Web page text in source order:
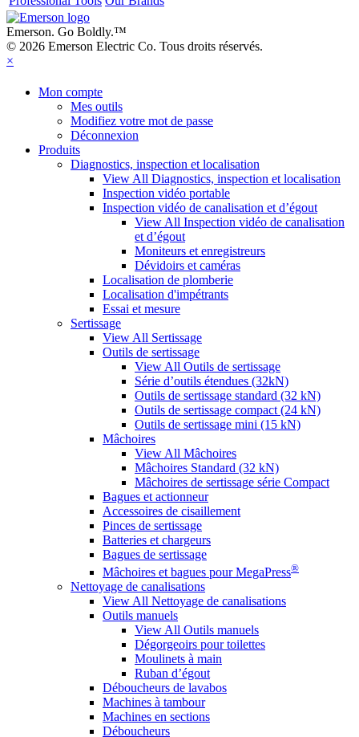
Emerson. Go Boldly.™
© 2026 Emerson Electric Co. Tous droits réservés.
×
Mon compte
Mes outils
Modifiez votre mot de passe
Déconnexion
Produits
Diagnostics, inspection et localisation
View All Diagnostics, inspection et localisation
Inspection vidéo portable
Inspection vidéo de canalisation et d’égout
View All Inspection vidéo de canalisation
et d’égout
Moniteurs et enregistreurs
Dévidoirs et caméras
Localisation de plomberie
Localisation d'impétrants
Essai et mesure
Sertissage
View All Sertissage
Outils de sertissage
View All Outils de sertissage
Série d’outils étendues (32kN)
Outils de sertissage standard (32 kN)
Outils de sertissage compact (24 kN)
Outils de sertissage mini (15 kN)
Mâchoires
View All Mâchoires
Mâchoires Standard (32 kN)
Mâchoires de sertissage série Compact
Bagues et actionneur
Accessoires de cisaillement
Pinces de sertissage
Batteries et chargeurs
Bagues de sertissage
Mâchoires et bagues pour MegaPress®
Nettoyage de canalisations
View All Nettoyage de canalisations
Outils manuels
View All Outils manuels
Dégorgeoirs pour toilettes
Moulinets à main
Ruban d’égout
Déboucheurs de lavabos
Machines à tambour
Machines en sections
Déboucheurs